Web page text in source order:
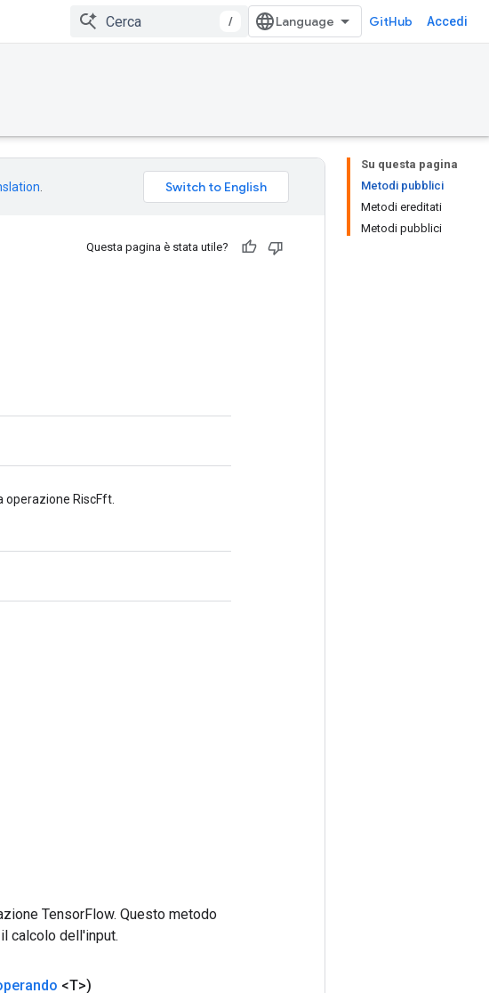
/ GitHub Accedi
Su questa pagina
Metodi pubblici
Metodi ereditati
Metodi pubblici
Questa pagina è stata utile?
operazione RiscFft.
TensorFlow. Questo metodo
calcolo dell'input.
<T>)